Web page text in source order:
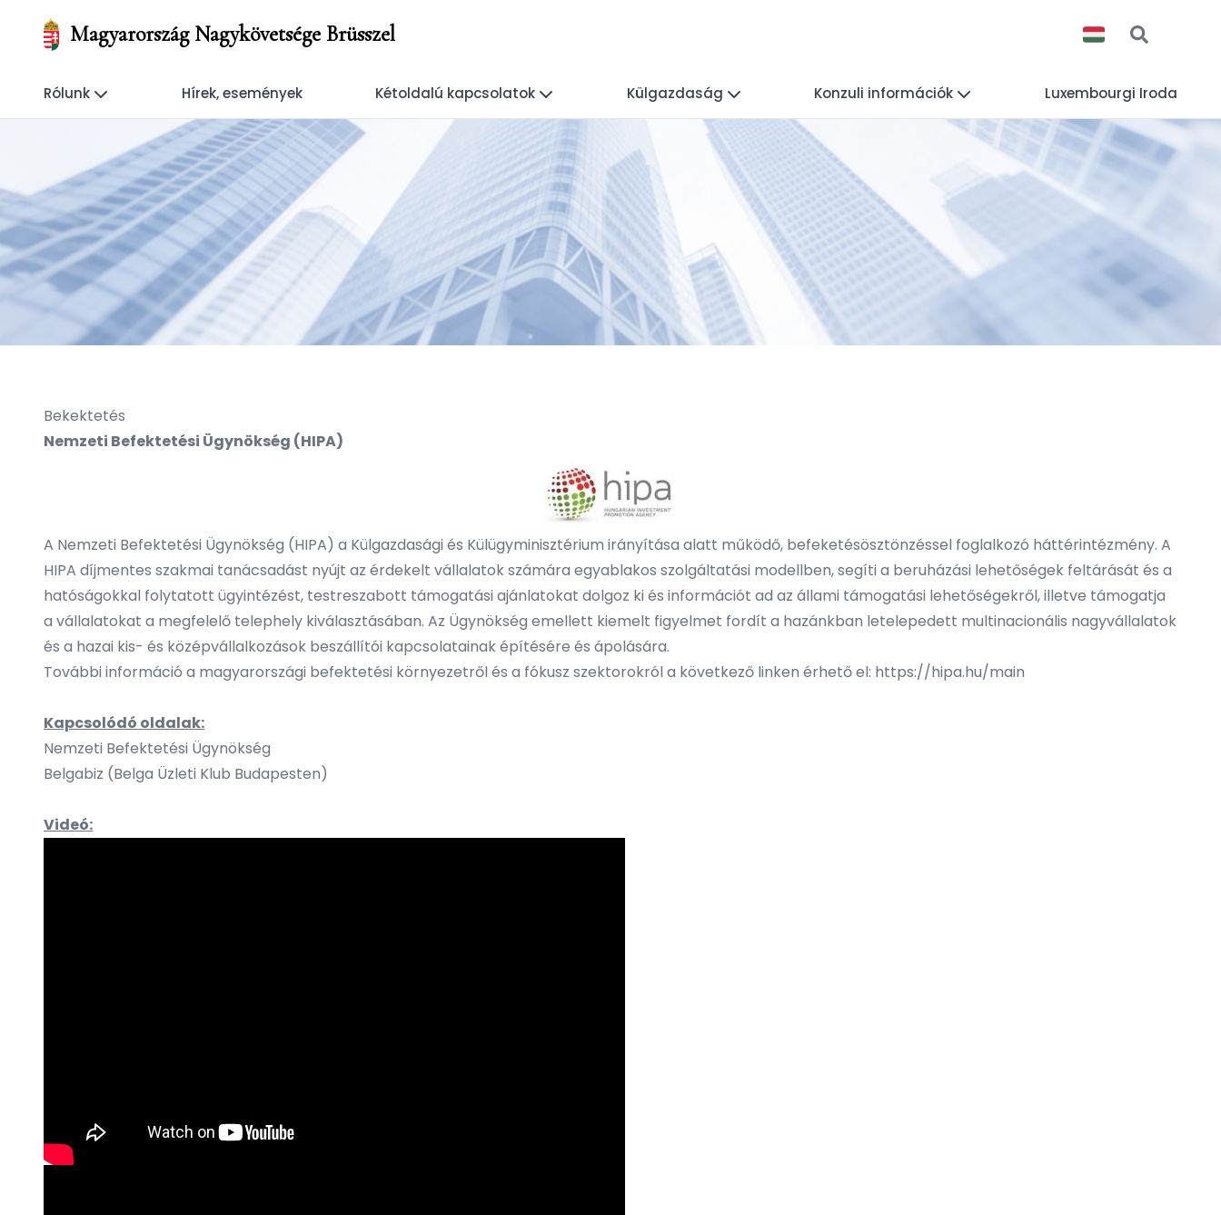
Magyarország Nagykövetsége Brüsszel
Rólunk Hírek, események Kétoldalú kapcsolatok Külgazdaság Konzuli információk Luxembourgi Iroda
Bekektetés
Nemzeti Befektetési Ügynökség (HIPA)
A Nemzeti Befektetési Ügynökség (HIPA) a Külgazdasági és Külügyminisztérium irányítása alatt működő, befeketésösztönzéssel foglalkozó háttérintézmény. A
HIPA díjmentes szakmai tanácsadást nyújt az érdekelt vállalatok számára egyablakos szolgáltatási modellben, segíti a beruházási lehetőségek feltárását és a
hatóságokkal folytatott ügyintézést, testreszabott támogatási ajánlatokat dolgoz ki és információt ad az állami támogatási lehetőségekről, illetve támogatja
a vállalatokat a megfelelő telephely kiválasztásában. Az Ügynökség emellett kiemelt figyelmet fordít a hazánkban letelepedett multinacionális nagyvállalatok
és a hazai kis- és középvállalkozások beszállítói kapcsolatainak építésére és ápolására.
További információ a magyarországi befektetési környezetről és a fókusz szektorokról a következő linken érhető el: https://hipa.hu/main
Kapcsolódó oldalak:
Nemzeti Befektetési Ügynökség
Belgabiz (Belga Üzleti Klub Budapesten)
Videó: